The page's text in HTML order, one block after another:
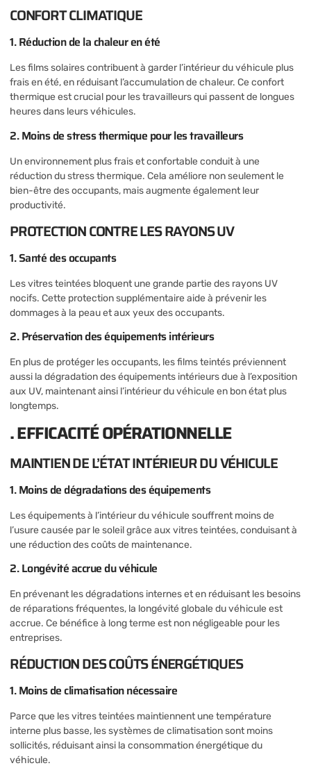
CONFORT CLIMATIQUE
1. Réduction de la chaleur en été
Les films solaires contribuent à garder l’intérieur du véhicule plus
frais en été, en réduisant l’accumulation de chaleur. Ce confort
thermique est crucial pour les travailleurs qui passent de longues
heures dans leurs véhicules.
2. Moins de stress thermique pour les travailleurs
Un environnement plus frais et confortable conduit à une
réduction du stress thermique. Cela améliore non seulement le
bien-être des occupants, mais augmente également leur
productivité.
PROTECTION CONTRE LES RAYONS UV
1. Santé des occupants
Les vitres teintées bloquent une grande partie des rayons UV
nocifs. Cette protection supplémentaire aide à prévenir les
dommages à la peau et aux yeux des occupants.
2. Préservation des équipements intérieurs
En plus de protéger les occupants, les films teintés préviennent
aussi la dégradation des équipements intérieurs due à l’exposition
aux UV, maintenant ainsi l’intérieur du véhicule en bon état plus
longtemps.
. EFFICACITÉ OPÉRATIONNELLE
MAINTIEN DE L’ÉTAT INTÉRIEUR DU VÉHICULE
1. Moins de dégradations des équipements
Les équipements à l’intérieur du véhicule souffrent moins de
l’usure causée par le soleil grâce aux vitres teintées, conduisant à
une réduction des coûts de maintenance.
2. Longévité accrue du véhicule
En prévenant les dégradations internes et en réduisant les besoins
de réparations fréquentes, la longévité globale du véhicule est
accrue. Ce bénéfice à long terme est non négligeable pour les
entreprises.
RÉDUCTION DES COÛTS ÉNERGÉTIQUES
1. Moins de climatisation nécessaire
Parce que les vitres teintées maintiennent une température
interne plus basse, les systèmes de climatisation sont moins
sollicités, réduisant ainsi la consommation énergétique du
véhicule.